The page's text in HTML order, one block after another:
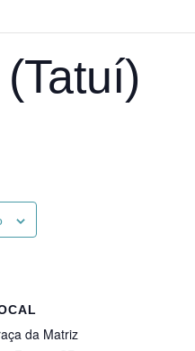
da Matriz